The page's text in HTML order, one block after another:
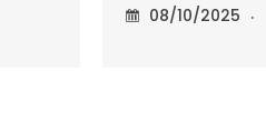
08/10/2025